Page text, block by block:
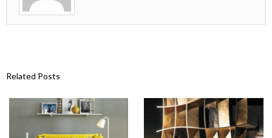
Related Posts